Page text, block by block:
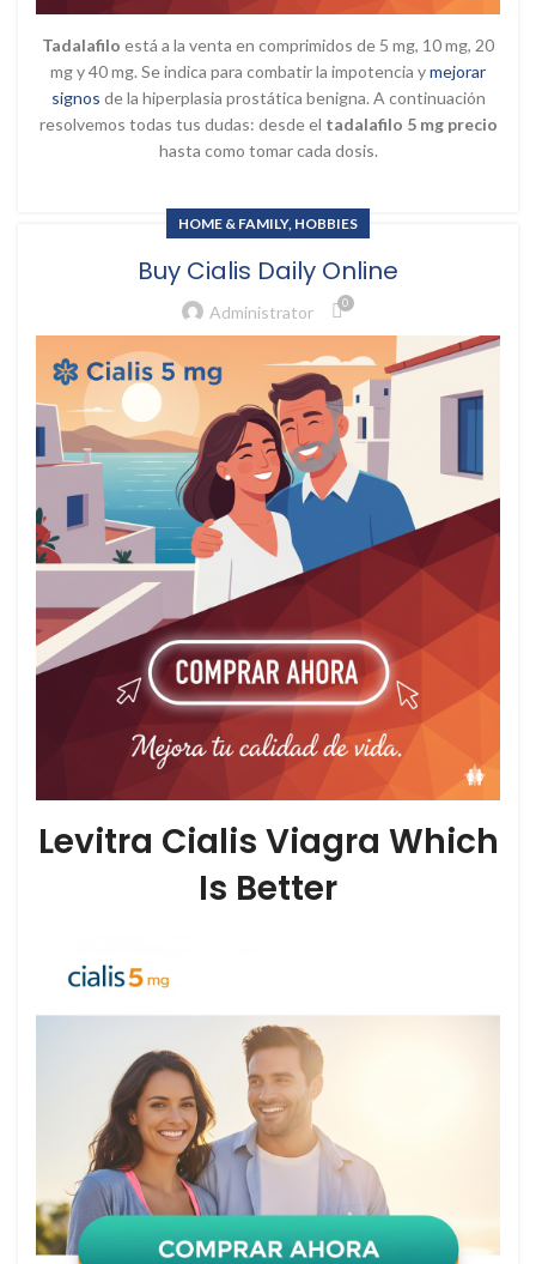
Tadalafilo está a la venta en comprimidos de 5 mg, 10 mg, 20
mg y 40 mg. Se indica para combatir la impotencia ymejorar
signos de la hiperplasia prostática benigna. A continuación
resolvemos todas tus dudas: desde el tadalafilo 5 mg precio
hasta como tomar cada dosis.
HOME & FAMILY, HOBBIES
Buy Cialis Daily Online
Administrator 0
Levitra Cialis Viagra Which
Is Better